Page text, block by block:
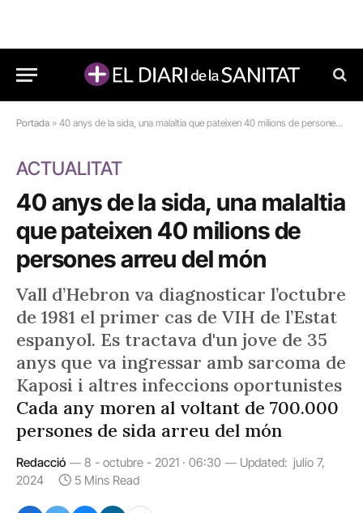
Portada » 40 anys de la sida, una malaltia que pateixen 40 milions de persones arreu del món
ACTUALITAT
40 anys de la sida, una malaltia
que pateixen 40 milions de
persones arreu del món
Vall d’Hebron va diagnosticar l’octubre
de 1981 el primer cas de VIH de l’Estat
espanyol. Es tractava d'un jove de 35
anys que va ingressar amb sarcoma de
Kaposi i altres infeccions oportunistes
Cada any moren al voltant de 700.000
persones de sida arreu del món
Redacció 8 - octubre - 2021 · 06:30 Updated: julio 7,
2024
5 Mins Read